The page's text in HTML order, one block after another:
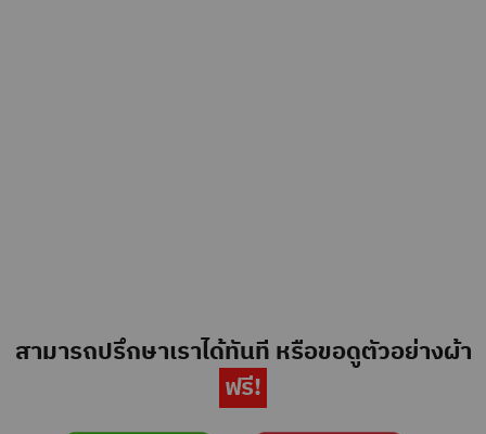
สามารถปรึกษาเราได้ทันที หรือขอดูตัวอย่างผ้า
ฟรี!